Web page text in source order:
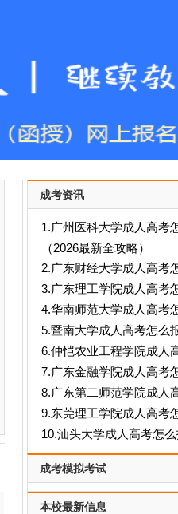
成考资讯
1.广州医科大学成人高考
（2026最新全攻略）
2.广东财经大学成人高考
3.广东理工学院成人高考
4.华南师范大学成人高考
5.暨南大学成人高考怎么
6.仲恺农业工程学院成人
7.广东金融学院成人高考
8.广东第二师范学院成人
9.东莞理工学院成人高考
10.汕头大学成人高考怎么
成考模拟考试
本校最新信息